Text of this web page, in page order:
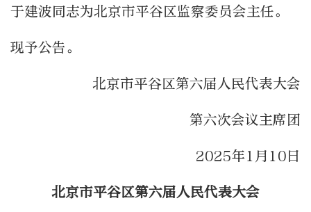
于建波同志为北京市平谷区监察委员会主任。
现予公告。
北京市平谷区第六届人民代表大会
第六次会议主席团
2025年1月10日
北京市平谷区第六届人民代表大会